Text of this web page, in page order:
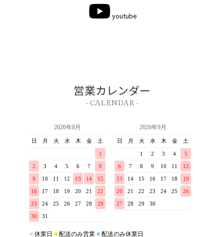
youtube
営業カレンダー
- CALENDAR -